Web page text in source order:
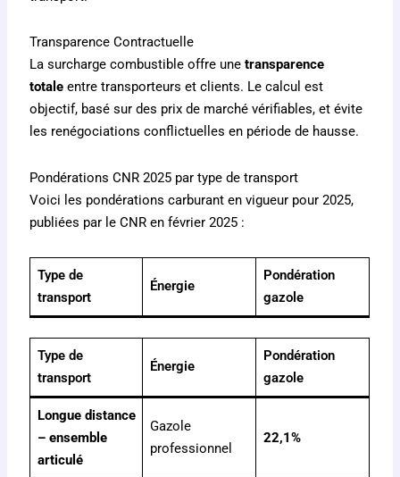
Transparence Contractuelle
La surcharge combustible offre unetransparence
totale entre transporteurs et clients. Le calcul est
objectif, basé sur des prix de marché vérifiables, et évite
les renégociations conflictuelles en période de hausse.
Pondérations CNR 2025 par type de transport
Voici les pondérations carburant en vigueur pour 2025,
publiées par le CNR en février 2025 :
Type de
transport
Énergie
Pondération
gazole
Type de
transport
Énergie
Pondération
gazole
Longue distance
– ensemble
articulé
Gazole
professionnel
22,1%